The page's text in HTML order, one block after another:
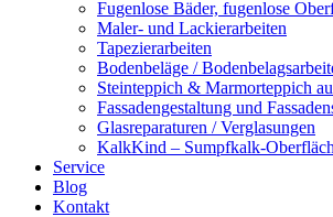
Fugenlose Bäder, fugenlose
Maler- und Lackierarbeiten
Tapezierarbeiten
Bodenbeläge /
Steinteppich & Marmorteppich
Fassadengestaltung und
Glasreparaturen / Verglasungen
KalkKind – Sumpfkalk-
Service
Blog
Kontakt